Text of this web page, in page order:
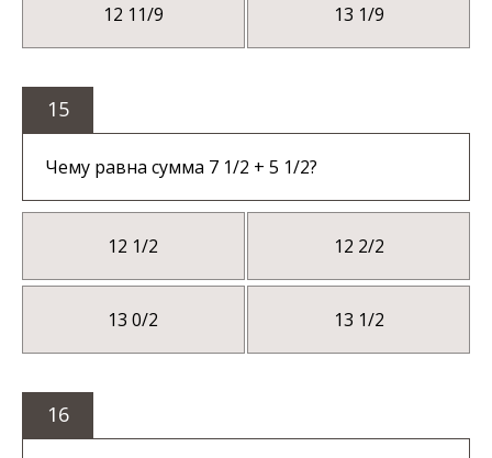
12 11/9 13 1/9
15
Чему равна сумма 7 1/2 + 5 1/2?
12 1/2 12 2/2
13 0/2 13 1/2
16